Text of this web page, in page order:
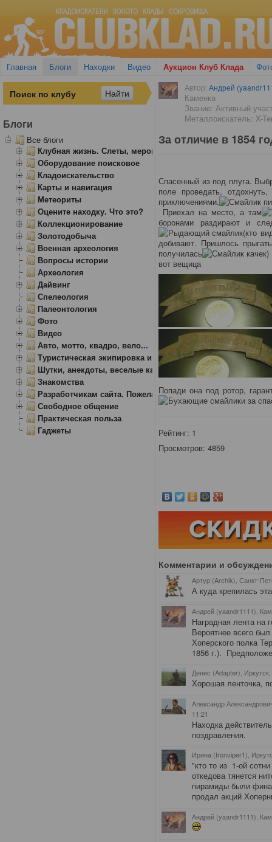
Главная Блоги Находки Видео Аукцион Клуб Клада
Автор: Андрей
Каменка
Звание: Активный
Металлоискатель: X-
За отличие в 1854
Спасенный из под плуга.
поле проведать,
приключениями.
Приехал на место, а там
боронами раздирают и
(кто
добивают. Пришлось
получилась
)
вот вещица
Попади она под ротор,
за
Рейтинг: 1
Просмотров: 4859
Комментарии и
Артур (Archik), Санкт-
А куда крепилась
Андрей (yaandr1111),
Наградная лента на
Вероятнее всего
Хоперского полка
1856 г.).
Денис (Adapter), Иркутск
Хорошая ленточка,
Александр
11:21
Находка
поздравления.
Ирина (Ironviper1),
"кто то из 1-ой
откедова тянется
пирамиды были
продал акций
Андрей (yaandr1111),
Блоги
Все блоги
Клубная жизнь. Слеты, мероприятия
Оборудование поисковое
Кладоискательство
Карты и навигация
Метеориты
Оцените находку. Что это?
Коллекционирование
Золотодобыча
Военная археология
Вопросы истории
Археология
Дайвинг
Спелеология
Палеонтология
Фото
Видео
Авто, мотто, квадро, вело...
Туристическая экипировка и снаряжение
Шутки, анекдоты, веселые картинки
Знакомства
Разработчикам сайта. Пожелания, замечания.
Свободное общение
Практическая польза
Гаджеты